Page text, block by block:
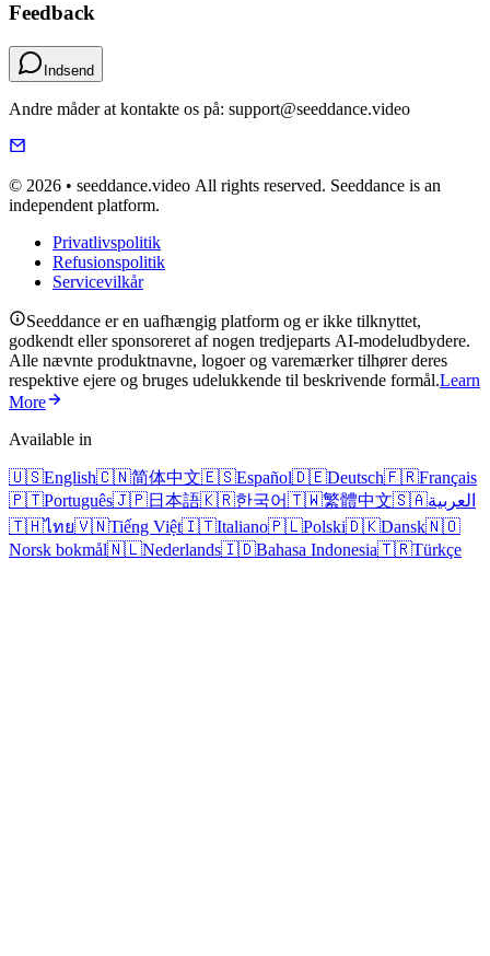
Feedback
Indsend
Andre måder at kontakte os på: support@seeddance.video
© 2026 • seeddance.video All rights reserved. Seeddance is an
independent platform.
Privatlivspolitik
Refusionspolitik
Servicevilkår
Seeddance er en uafhængig platform og er ikke tilknyttet,
godkendt eller sponsoreret af nogen tredjeparts AI-modeludbydere.
Alle nævnte produktnavne, logoer og varemærker tilhører deres
respektive ejere og bruges udelukkende til beskrivende formål.Learn
More
Available in
🇺🇸English🇨🇳简体中文🇪🇸Español🇩🇪Deutsch🇫🇷Français
🇵🇹Português🇯🇵日本語🇰🇷한국어🇹🇼繁體中文🇸🇦العربية
🇹🇭ไทย🇻🇳Tiếng Việt🇮🇹Italiano🇵🇱Polski🇩🇰Dansk🇳🇴
Norsk bokmål🇳🇱Nederlands🇮🇩Bahasa Indonesia🇹🇷Türkçe